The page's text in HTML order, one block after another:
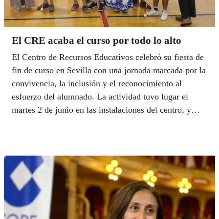
El CRE acaba el curso por todo lo alto
El Centro de Recursos Educativos celebró su fiesta de
fin de curso en Sevilla con una jornada marcada por la
convivencia, la inclusión y el reconocimiento al
esfuerzo del alumnado. La actividad tuvo lugar el
martes 2 de junio en las instalaciones del centro, y
celebración también se extendió a las demás
provincias, que despidieron el curso con actividades
con los pequeños.